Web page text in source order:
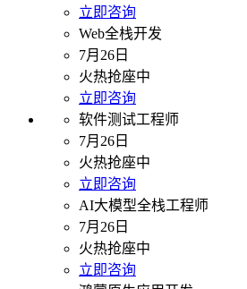
立即咨询
Web全栈开发
7月26日
火热抢座中
立即咨询
软件测试工程师
7月26日
火热抢座中
立即咨询
AI大模型全栈工程师
7月26日
火热抢座中
立即咨询